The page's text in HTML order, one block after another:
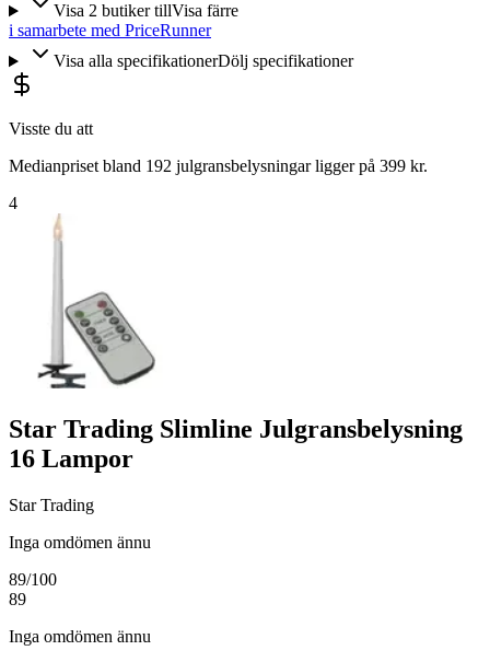
Visa 2 butiker tillVisa färre
i samarbete med PriceRunner
Visa alla specifikationerDölj specifikationer
Visste du att
Medianpriset bland 192 julgransbelysningar ligger på 399 kr.
4
Star Trading Slimline Julgransbelysning
16 Lampor
Star Trading
Inga omdömen ännu
89/100
89
Inga omdömen ännu